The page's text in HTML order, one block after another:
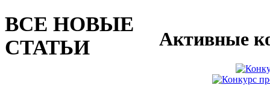
ВСЕ НОВЫЕ
СТАТЬИ
Активные